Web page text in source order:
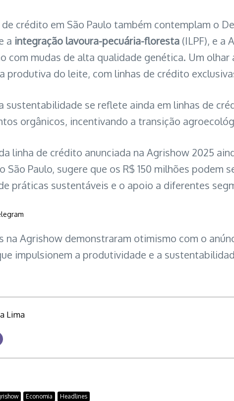
crédito em São Paulo também contemplam o
a integração lavoura-pecuária-floresta (ILPF), e a
com mudas de alta qualidade genética. Um
produtiva do leite, com linhas de crédito
sustentabilidade se reflete ainda em linhas de
orgânicos, incentivando a transição
linha de crédito anunciada na Agrishow 2025
São Paulo, sugere que os R$ 150 milhões
práticas sustentáveis e o apoio a diferentes
na Agrishow demonstraram otimismo com o
impulsionem a produtividade e a
Lima
Economia Headlines